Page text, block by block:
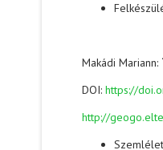
Makádi Mariann:
DOI: https://
http://